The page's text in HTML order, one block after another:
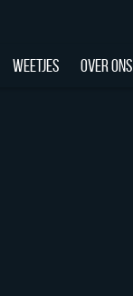
WEETJES OVER ONS